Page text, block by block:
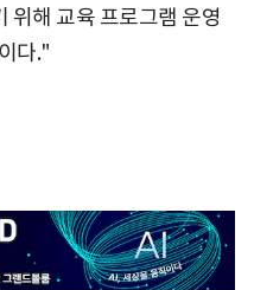
위해 교육 프로그램 운영
다."